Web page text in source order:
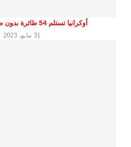
أوكرانيا تستلم 54 طائرة بدون طيار من طراز...
31 مايو، 2023